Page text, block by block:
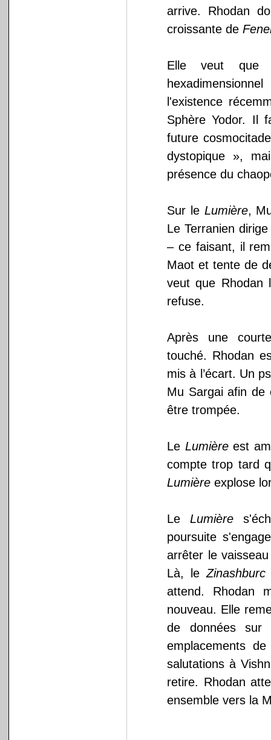
arrive. Rhodan
croissante de
Elle veut que
l'existence
Sphère Yodor. Il
future
dystopique »,
présence du
Sur le Lumière,
Le Terranien
– ce faisant, il
Maot et tente de
veut que Rhodan
refuse.
Après une
touché. Rhodan
mis à l’écart. Un
Mu Sargai afin de
être trompée.
Le Lumièreest
compte trop tard
Lumière explose
LeLumière
poursuite
arrêter le
Là, le Zinashburc
attend. Rhodan
nouveau. Elle
de données sur
emplacements
salutations à
retire. Rhodan
ensemble vers la